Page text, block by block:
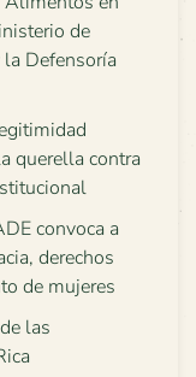
de
Defensoría
querella contra
convoca a
derechos
de mujeres
las